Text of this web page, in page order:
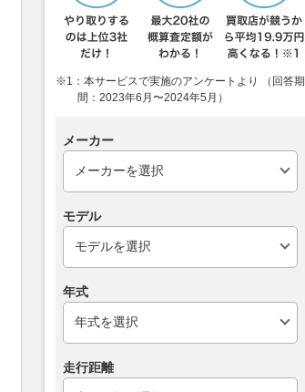
※1：本サービスで実施のアンケートより （回答期
間：2023年6月〜2024年5月）
メーカー
モデル
年式
走行距離